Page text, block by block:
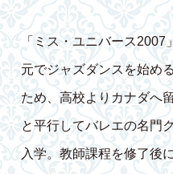
「ミス・ユニバース
元でジャズダンスを始め
ため、高校よりカナダへ
と平行してバレエの名門
入学。教師課程を修了後